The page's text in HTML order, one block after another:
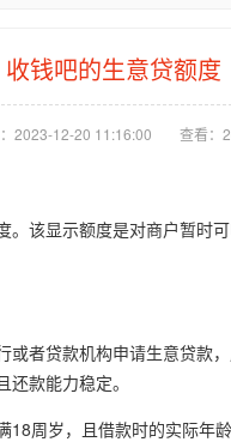
收钱吧的生意贷额度
2023-12-20 11:16:00 查看：
该显示额度是对商户暂时
者贷款机构申请生意贷款
款能力稳定。
周岁，且借款时的实际年